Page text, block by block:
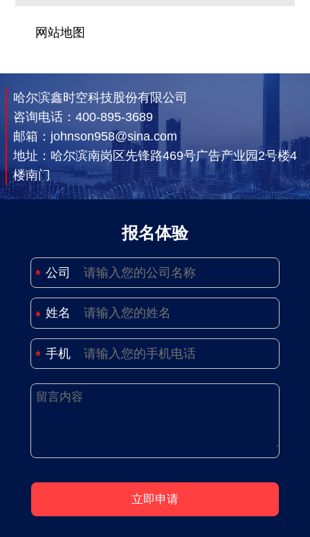
网站地图
哈尔滨鑫时空科技股份有限公司
咨询电话： 400-895-3689
邮箱：johnson958@sina.com
地址：哈尔滨南岗区先锋路469号广告产业园2号楼4
楼南门
报名体验
公司
姓名
手机